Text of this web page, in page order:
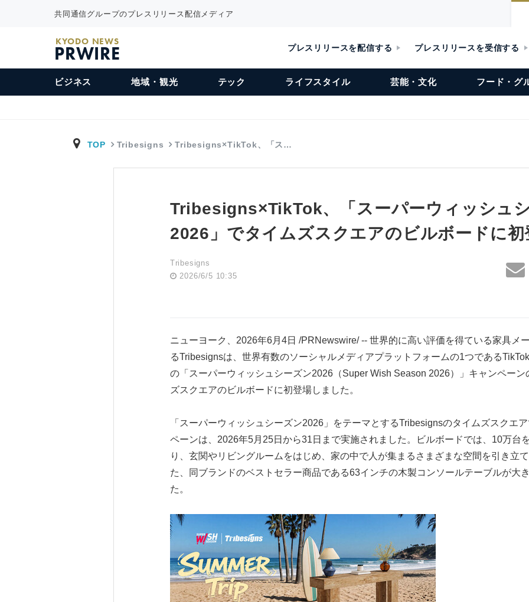
共同通信グループのプレスリリース配信メディア
KYODO NEWS
PRWIRE プレスリリースを配信する プレスリリースを受信する
ビジネス 地域・観光 テック ライフスタイル 芸能・文化 フード・グ
TOP Tribesigns Tribesigns×TikTok、「ス…
Tribesigns×TikTok、「スーパーウィッシュ
2026」でタイムズスクエアのビルボードに初
Tribesigns
2026/6/5 10:35
ニューヨーク、2026年6月4日 /PRNewswire/ -- 世界的に高い評価を得ている家具メ
るTribesignsは、世界有数のソーシャルメディアプラットフォームの1つである
の「スーパーウィッシュシーズン2026（Super Wish Season 2026）」キャンペーン
ズスクエアのビルボードに初登場しました。
「スーパーウィッシュシーズン2026」をテーマとするTribesignsのタイムズスクエ
ペーンは、2026年5月25日から31日まで実施されました。ビルボードでは、10万台
り、玄関やリビングルームをはじめ、家の中で人が集まるさまざまな空間を引き立
た、同ブランドのベストセラー商品である63インチの木製コンソールテーブルが大
た。